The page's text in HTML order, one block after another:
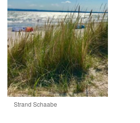
Strand Schaabe